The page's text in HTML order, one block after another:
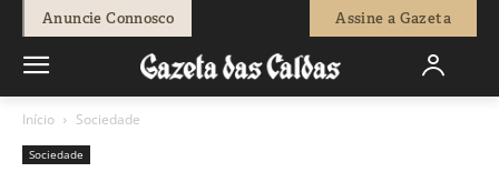
Anuncie Connosco Assine a Gazeta
Início Sociedade
Sociedade